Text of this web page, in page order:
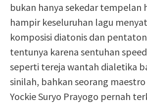
bukan hanya sekedar tempelan
hampir keseluruhan lagu
komposisi diatonis dan
tentunya karena sentuhan
seperti tereja wantah dialetika
sinilah, bahkan seorang
Yockie Suryo Prayogo pernah